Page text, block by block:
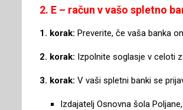
2. E – račun v vašo spletno
1. korak: Preverite, če vaša banka
2. korak: Izpolnite soglasje v celoti
3. korak: V vaši spletni banki se
Izdajatelj Osnovna šola